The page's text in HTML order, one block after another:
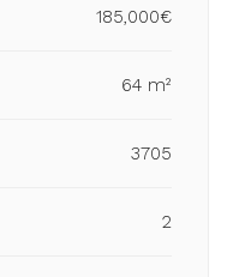
185,000€
64 m²
3705
2